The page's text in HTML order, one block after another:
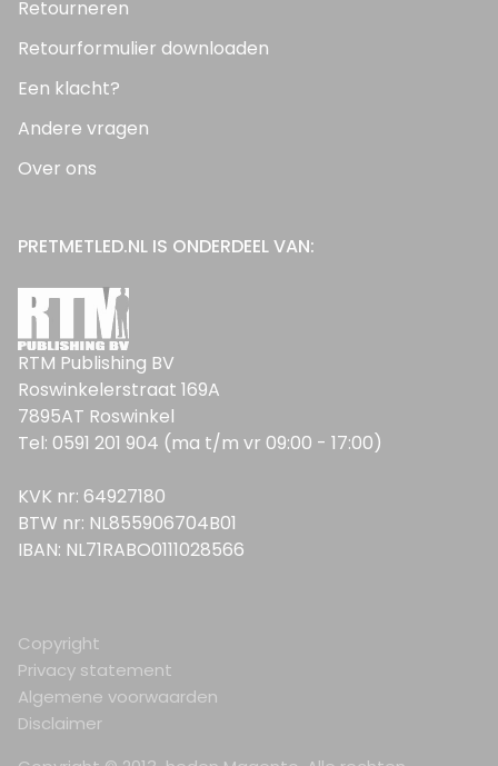
Retourneren
Retourformulier downloaden
Een klacht?
Andere vragen
Over ons
PRETMETLED.NL IS ONDERDEEL VAN:
RTM Publishing BV
Roswinkelerstraat 169A
7895AT Roswinkel
Tel: 0591 201 904 (ma t/m vr 09:00 - 17:00)
KVK nr: 64927180
BTW nr: NL855906704B01
IBAN: NL71RABO0111028566
Copyright
Privacy statement
Algemene voorwaarden
Disclaimer